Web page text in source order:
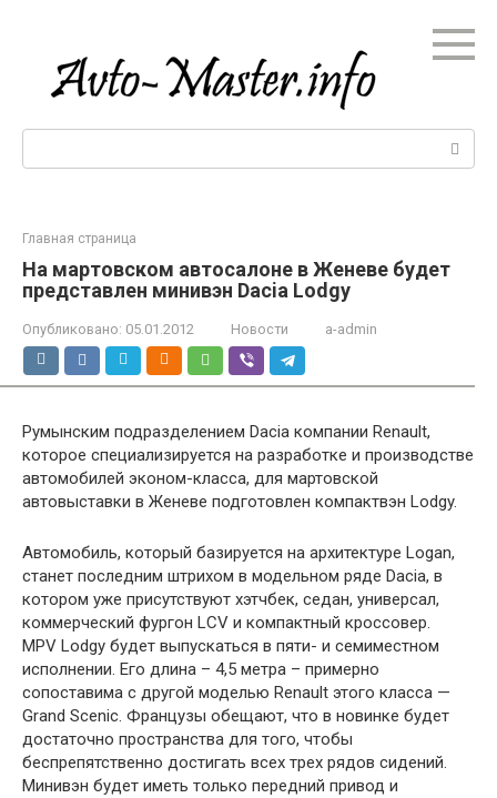
Главная страница
На мартовском автосалоне в Женеве будет
представлен минивэн Dacia Lodgy
Опубликовано: 05.01.2012 Новости a-admin
Румынским подразделением Dacia компании Renault,
которое специализируется на разработке и производстве
автомобилей эконом-класса, для мартовской
автовыставки в Женеве подготовлен компактвэн Lodgy.
Автомобиль, который базируется на архитектуре Logan,
станет последним штрихом в модельном ряде Dacia, в
котором уже присутствуют хэтчбек, седан, универсал,
коммерческий фургон LCV и компактный кроссовер.
MPV Lodgy будет выпускаться в пяти- и семиместном
исполнении. Его длина – 4,5 метра – примерно
сопоставима с другой моделью Renault этого класса —
Grand Scenic. Французы обещают, что в новинке будет
достаточно пространства для того, чтобы
беспрепятственно достигать всех трех рядов сидений.
Минивэн будет иметь только передний привод и